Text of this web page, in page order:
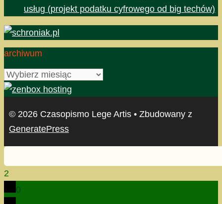
usług (projekt podatku cyfrowego od big techów)
archiwum
archiwum
© 2026 Czasopismo Lege Artis • Zbudowany z
GeneratePress
2
0